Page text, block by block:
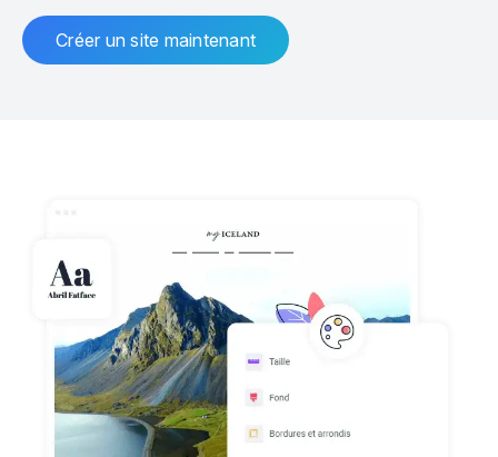
Créer un site maintenant